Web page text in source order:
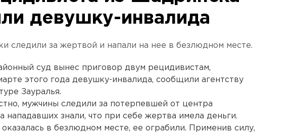
девушку-инвалида
следили за жертвой и напали на нее в безлюдном месте.
суд вынес приговор двум рецидивистам,
этого года девушку-инвалида, сообщили агентству
Зауралья.
мужчины следили за потерпевшей от центра
нападавших знали, что при себе жертва имела деньги.
в безлюдном месте, ее ограбили. Применив силу,